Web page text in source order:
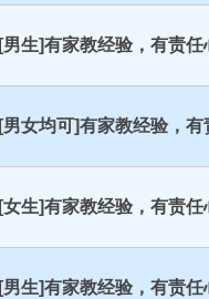
[男生]有家教经验，有责任
[男女均可]有家教经验，
[女生]有家教经验，有责任
[男生]有家教经验，有责任